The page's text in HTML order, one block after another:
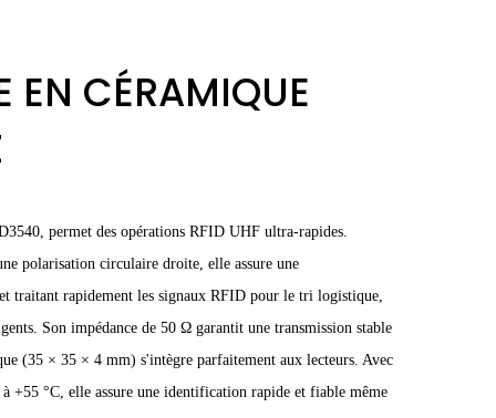
EN CÉRAMIQUE
permet des opérations RFID UHF ultra-rapides.
polarisation circulaire droite, elle assure une
et traitant rapidement les signaux RFID pour le tri logistique,
Son impédance de 50 Ω garantit une transmission stable
(35 × 35 × 4 mm) s'intègre parfaitement aux lecteurs. Avec
+55 °C, elle assure une identification rapide et fiable même